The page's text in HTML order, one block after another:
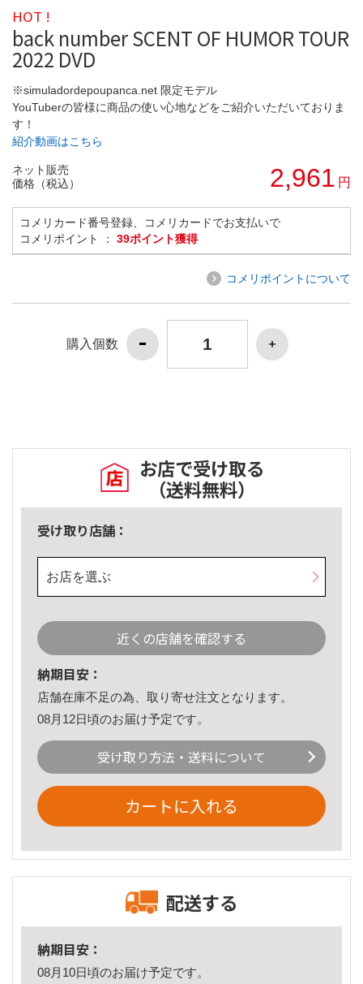
HOT !
back number SCENT OF HUMOR TOUR
2022 DVD
※simuladordepoupanca.net 限定モデル
YouTuberの皆様に商品の使い心地などをご紹介いただいておりま
す！
紹介動画はこちら
ネット販売
価格（税込）
2,961 円
コメリカード番号登録、コメリカードでお支払いで
コメリポイント ： 39ポイント獲得
コメリポイントについて
購入個数
お店で受け取る
（送料無料）
受け取り店舗：
お店を選ぶ
近くの店舗を確認する
納期目安：
店舗在庫不足の為、取り寄せ注文となります。
08月12日頃のお届け予定です。
受け取り方法・送料について
カートに入れる
配送する
納期目安：
08月10日頃のお届け予定です。